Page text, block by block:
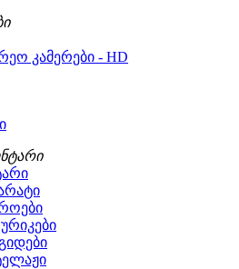
კამერები - HD